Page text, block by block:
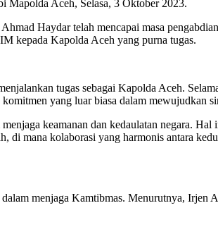
Mapolda Aceh, Selasa, 3 Oktober 2023.
Haydar telah mencapai masa
kepada Kapolda Aceh yang purna tugas.
tugas sebagai Kapolda Aceh.
yang luar biasa dalam mewujudkan
keamanan dan kedaulatan negara.
di mana kolaborasi yang harmonis antara
menjaga Kamtibmas. Menurutnya, Irjen